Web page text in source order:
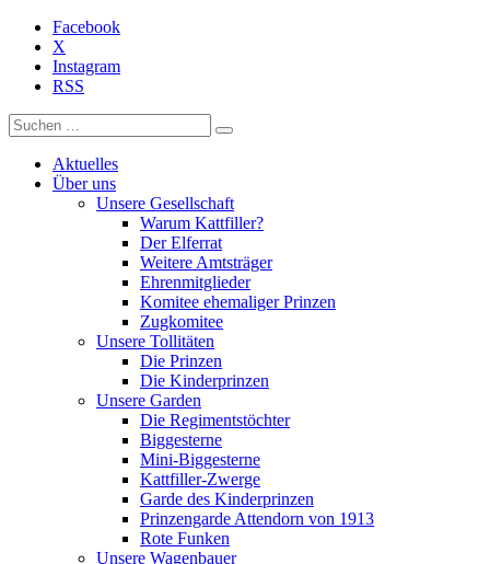
Facebook
X
Instagram
RSS
Aktuelles
Über uns
Unsere Gesellschaft
Warum Kattfiller?
Der Elferrat
Weitere Amtsträger
Ehrenmitglieder
Komitee ehemaliger Prinzen
Zugkomitee
Unsere Tollitäten
Die Prinzen
Die Kinderprinzen
Unsere Garden
Die Regimentstöchter
Biggesterne
Mini-Biggesterne
Kattfiller-Zwerge
Garde des Kinderprinzen
Prinzengarde Attendorn von 1913
Rote Funken
Unsere Wagenbauer